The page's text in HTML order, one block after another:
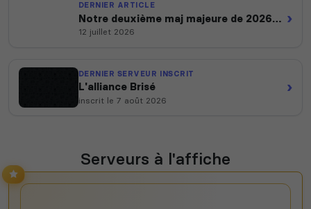
DERNIER ARTICLE
Notre deuxième maj majeure de 2026
est en ligne
12 juillet 2026
›
DERNIER SERVEUR INSCRIT
L'alliance Brisé
inscrit le 7 août 2026
›
Serveurs à l'affiche